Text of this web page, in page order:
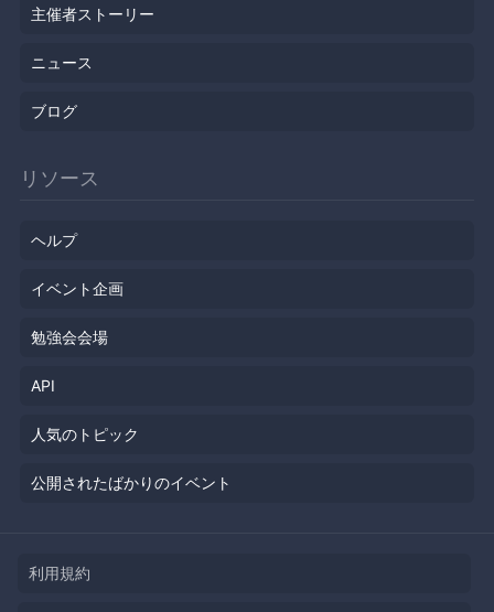
主催者ストーリー
ニュース
ブログ
リソース
ヘルプ
イベント企画
勉強会会場
API
人気のトピック
公開されたばかりのイベント
利用規約